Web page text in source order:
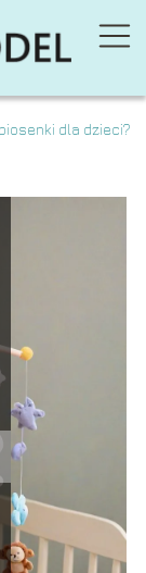
dla dzieci?